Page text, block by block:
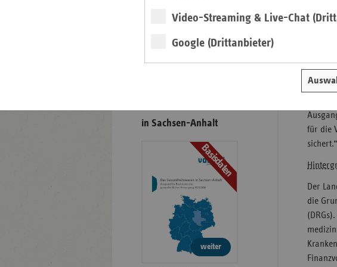
Video-Streaming & Live-Chat
Google (Drittanbieter)
die
für die
sichert.“
Der
die
Veranstaltungshinweis
vdek-Symposium 2026
in Sachsen-Anhalt
Basisdaten
weiter